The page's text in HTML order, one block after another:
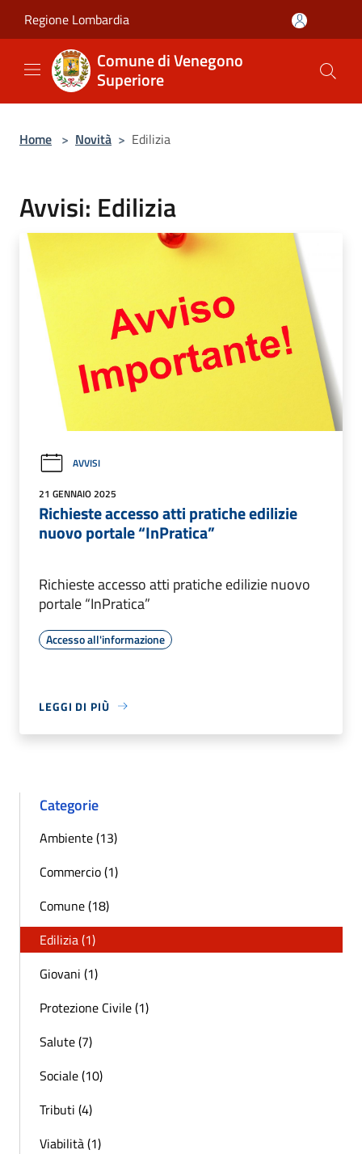
Regione Lombardia
Comune di Venegono
Superiore
Home > Novità > Edilizia
Avvisi: Edilizia
AVVISI
21 GENNAIO 2025
Richieste accesso atti pratiche edilizie
nuovo portale “InPratica”
Richieste accesso atti pratiche edilizie nuovo
portale “InPratica”
Accesso all'informazione
LEGGI DI PIÙ
Categorie
Ambiente (13)
Commercio (1)
Comune (18)
Edilizia (1)
Giovani (1)
Protezione Civile (1)
Salute (7)
Sociale (10)
Tributi (4)
Viabilità (1)